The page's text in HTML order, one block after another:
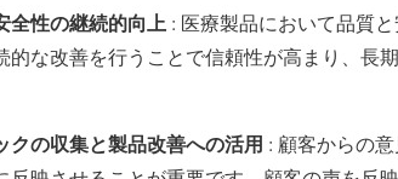
全性の継続的向上 : 医療製品において品質
的な改善を行うことで信頼性が高まり、長
クの収集と製品改善への活用 : 顧客からの